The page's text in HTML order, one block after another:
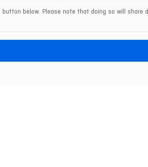
below. Please note that doing so will share